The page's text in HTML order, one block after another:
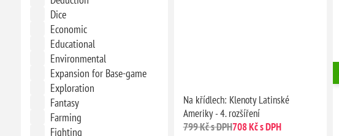
Dice
Economic
Educational
Environmental
Expansion for Base-game
Exploration
Fantasy
Farming
Fighting
Na křídlech: Klenoty Latinské
Ameriky - 4. rozšíření
799 Kč s DPH708 Kč s DPH